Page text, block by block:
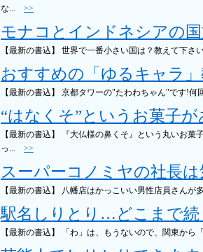
な... >>
モナコとインドネシアの
【最新の書込】 世界で一番小さい国は？教えて下さ
おすすめの「ゆるキャラ
【最新の書込】 京都タワーの"たわわちゃん"です!
“はなくそ”というお菓子
【最新の書込】 『大仏様の鼻くそ』という丸いお
っ... >>
スーパーコノミヤの社長
【最新の書込】 八幡店はかっこいい男性店員さん
駅名しりとり…どこまで続
【最新の書込】 「わ」は、もうないので、関東か